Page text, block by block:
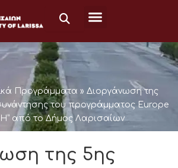
Προγράμματα » Διοργάνωση της
του προγράμματος Europe
από το Δήμος Λαρισαίων
της 5ης